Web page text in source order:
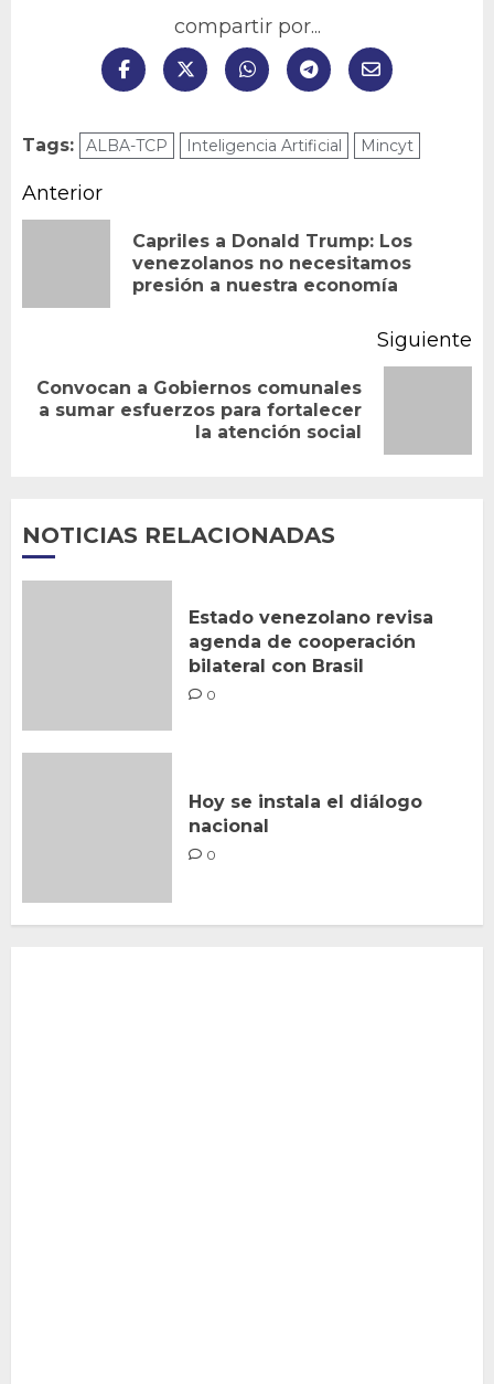
compartir por...
Tags: ALBA-TCP Inteligencia Artificial Mincyt
Navegación
entradas
Anterior
Capriles a Donald Trump: Los
venezolanos no necesitamos
presión a nuestra economía
Siguiente
Siguiente
Convocan a Gobiernos comunales
a sumar esfuerzos para fortalecer
la atención social
NOTICIAS RELACIONADAS
Estado venezolano revisa
agenda de cooperación
bilateral con Brasil
0
Hoy se instala el diálogo
nacional
0